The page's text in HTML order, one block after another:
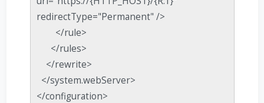
redirectType="Permanent" />
</rule>
</rules>
</rewrite>
</system.webServer>
</configuration>